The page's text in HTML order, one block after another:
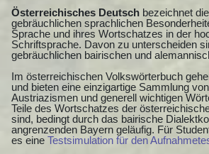
Österreichisches Deutsch bezeichnet
gebräuchlichen sprachlichen
Sprache und ihres Wortschatzes in der
Schriftsprache. Davon zu unterscheiden
gebräuchlichen bairischen und
Im österreichischen Volkswörterbuch
und bieten eine einzigartige Sammlung
Austriazismen und generell wichtigen
Teile des Wortschatzes der
sind, bedingt durch das bairische
angrenzenden Bayern geläufig. Für
es eine Testsimulation für den